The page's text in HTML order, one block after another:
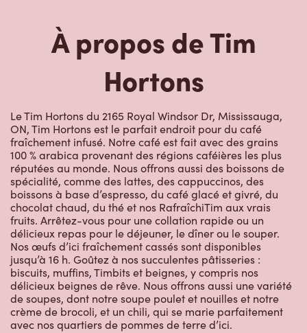
À propos de Tim
Hortons
Le Tim Hortons du 2165 Royal Windsor Dr, Mississauga,
ON, Tim Hortons est le parfait endroit pour du café
fraîchement infusé. Notre café est fait avec des grains
100 % arabica provenant des régions caféières les plus
réputées au monde. Nous offrons aussi des boissons de
spécialité, comme des lattes, des cappuccinos, des
boissons à base d’espresso, du café glacé et givré, du
chocolat chaud, du thé et nos RafraîchiTim aux vrais
fruits. Arrêtez-vous pour une collation rapide ou un
délicieux repas pour le déjeuner, le dîner ou le souper.
Nos œufs d’ici fraîchement cassés sont disponibles
jusqu’à 16 h. Goûtez à nos succulentes pâtisseries :
biscuits, muffins, Timbits et beignes, y compris nos
délicieux beignes de rêve. Nous offrons aussi une variété
de soupes, dont notre soupe poulet et nouilles et notre
crème de brocoli, et un chili, qui se marie parfaitement
avec nos quartiers de pommes de terre d’ici.